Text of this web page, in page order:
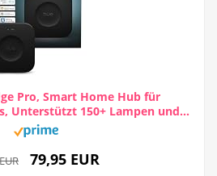
Pro, Smart Home Hub für
Unterstützt 150+ Lampen und...
79,95 EUR